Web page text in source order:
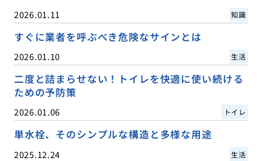
2026.01.11 知識
すぐに業者を呼ぶべき危険なサインとは
2026.01.10 生活
二度と詰まらせない！トイレを快適に使い続ける
ための予防策
2026.01.06 トイレ
単水栓、そのシンプルな構造と多様な用途
2025.12.24 生活